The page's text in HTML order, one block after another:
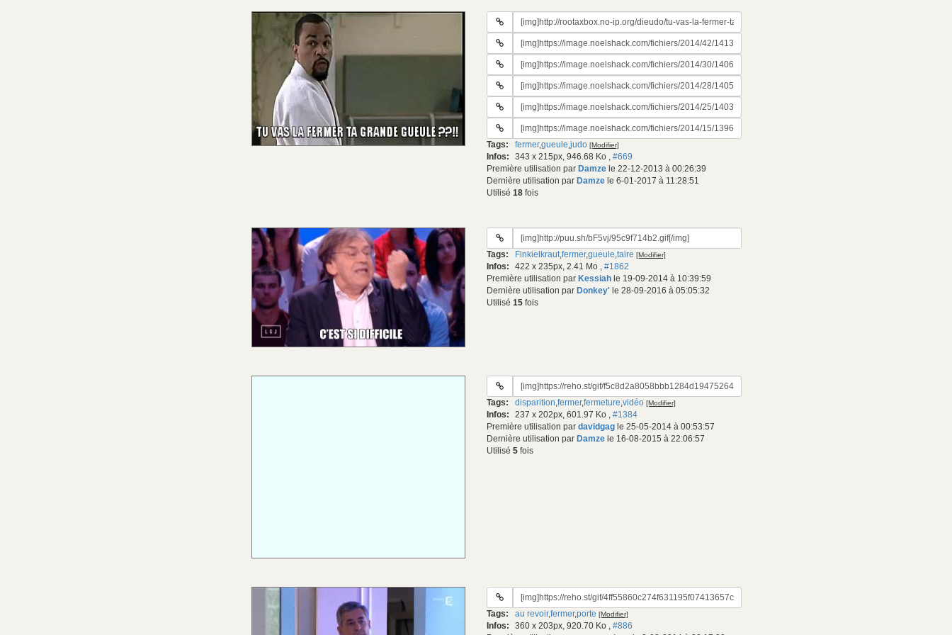
URL
gif:
URL
gif:
URL
gif:
URL
gif:
URL
gif:
URL
du
gif:
Tags: fermer,gueule,judo [Modifier]
Infos: 343 x 215px, 946.68 Ko , #669
Première utilisation par Damze le 22-12-2013 à 00:26:39
Dernière utilisation par Damze le 6-01-2017 à 11:28:51
Utilisé 18 fois
URL
gif:
Tags: Finkielkraut,fermer,gueule,taire [Modifier]
Infos: 422 x 235px, 2.41 Mo , #1862
Première utilisation par Kessiah le 19-09-2014 à 10:39:59
Dernière utilisation par Donkey' le 28-09-2016 à 05:05:32
Utilisé 15 fois
URL
gif:
Tags: disparition,fermer,fermeture,vidéo [Modifier]
Infos: 237 x 202px, 601.97 Ko , #1384
Première utilisation par davidgag le 25-05-2014 à 00:53:57
Dernière utilisation par Damze le 16-08-2015 à 22:06:57
Utilisé 5 fois
URL
gif:
Tags: au revoir,fermer,porte [Modifier]
Infos: 360 x 203px, 920.70 Ko , #886